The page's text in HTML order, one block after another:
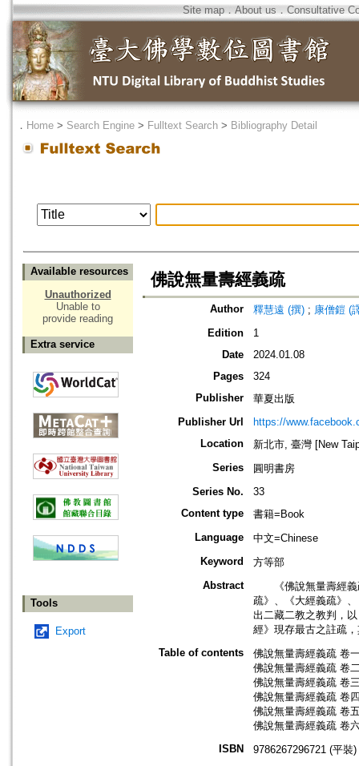
Site map．About us ． Consultative
． Home > Search Engine > Fulltext Search > Bibliography Detail
Available resources
Unauthorized
Unable to
provide reading
Extra service
Tools
Export
佛說無量壽經義疏
Author 釋慧遠 (撰) ; 康僧鎧 (
Edition
1
Date
2024.01.08
Pages
324
Publisher
華夏出版
Publisher Url
https://
Location
新北市, 臺灣 [New
Series
圓明書房
Series No.
33
Content type
書籍=Book
Language
中文=Chinese
Keyword
方等部
Abstract
《佛說無量壽經義
疏》、《大經義疏》
出二藏二教之教判，
經》現存最古之註疏
Table of contents
佛說無量壽經義疏 卷
佛說無量壽經義疏 卷
佛說無量壽經義疏 卷
佛說無量壽經義疏 卷
佛說無量壽經義疏 卷
佛說無量壽經義疏 卷
ISBN
9786267296721 (平裝)